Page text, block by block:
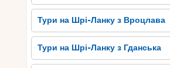
Тури на Шрі-Ланку з Вроцлава
Тури на Шрі-Ланку з Гданська